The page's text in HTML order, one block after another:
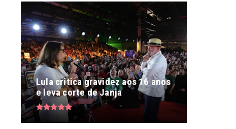
Lula critica gravidez aos 16 anos
e leva corte de Janja